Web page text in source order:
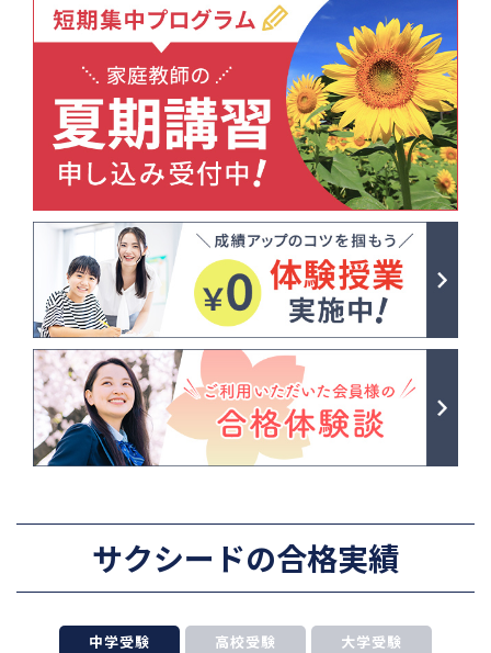
サクシードの合格実績
中学受験 高校受験 大学受験